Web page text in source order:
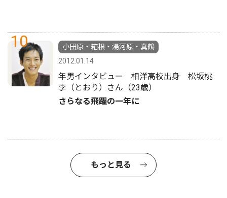
10
小田原・箱根・湯河原・真鶴
2012.01.14
年男インタビュー 相洋高校出身 松坂桃
李（とおり）さん（23歳）
さらなる飛躍の一年に
もっと見る